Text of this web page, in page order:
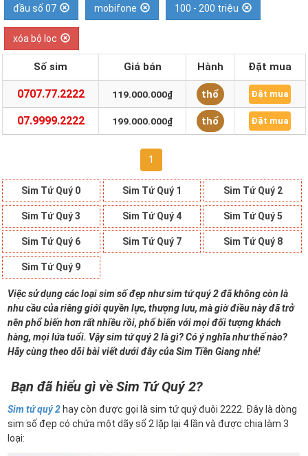
đầu số 07 mobifone 100 - 200 triệu
xóa bộ lọc
Số sim Giá bán Hành Đặt mua
0707.77.2222 119.000.000₫ thổ Đặt mua
07.9999.2222 199.000.000₫ thổ Đặt mua
1
Sim Tứ Quý 0 Sim Tứ Quý 1 Sim Tứ Quý 2
Sim Tứ Quý 3 Sim Tứ Quý 4 Sim Tứ Quý 5
Sim Tứ Quý 6 Sim Tứ Quý 7 Sim Tứ Quý 8
Sim Tứ Quý 9
Việc sử dụng các loại sim số đẹp như sim tứ quý 2 đã không còn là
nhu cầu của riêng giới quyền lực, thượng lưu, mà giờ điều này đã trở
nên phổ biến hơn rất nhiều rồi, phổ biến với mọi đối tượng khách
hàng, mọi lứa tuổi. Vậy sim tứ quý 2 là gì? Có ý nghĩa như thế nào?
Hãy cùng theo dõi bài viết dưới đây của Sim Tiền Giang nhé!
Bạn đã hiểu gì về Sim Tứ Quý 2?
Sim tứ quý 2 hay còn được gọi là sim tứ quý đuôi 2222. Đây là dòng
sim số đẹp có chứa một dãy số 2 lặp lại 4 lần và được chia làm 3
loại: